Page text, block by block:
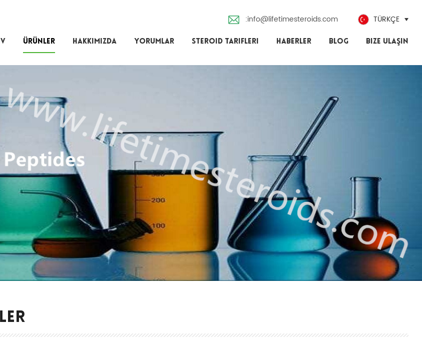
:info@lifetimesteroids.com TÜRKÇE
ÜRÜNLER HAKKIMIZDA YORUMLAR STEROID TARIFLERI HABERLER BLOG BIZE ULAŞIN